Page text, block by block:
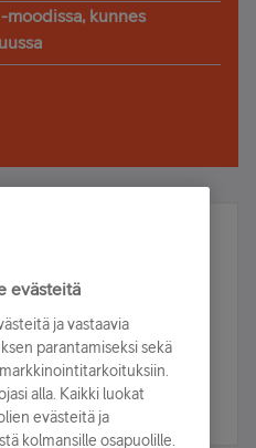
moodissa, kunnes
ja voita!
mukana arvonnassa.
evästeitä
ja vastaavia
parantamiseksi sekä
alla. Kaikki luokat
evästeitä ja
kolmansille osapuolille.